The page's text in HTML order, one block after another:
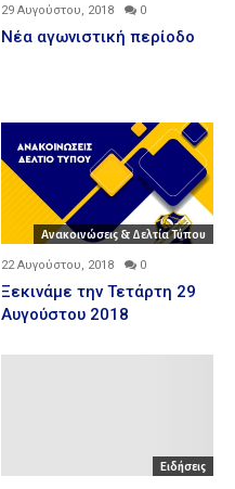
29 Αυγούστου, 2018 0
Νέα αγωνιστική περίοδο
Ανακοινώσεις & Δελτία Τύπου
22 Αυγούστου, 2018 0
Ξεκινάμε την Τετάρτη 29
Αυγούστου 2018
Ειδήσεις